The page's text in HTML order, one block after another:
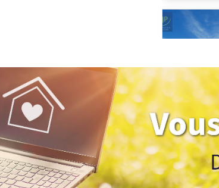
Previous
Maison
Orvault
152 m²